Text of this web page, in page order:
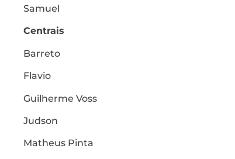
Samuel
Centrais
Barreto
Flavio
Guilherme Voss
Judson
Matheus Pinta